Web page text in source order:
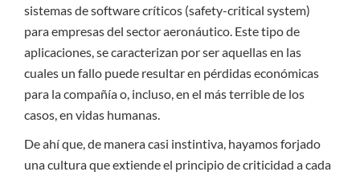
sistemas de software críticos (safety-critical system)
para empresas del sector aeronáutico. Este tipo de
aplicaciones, se caracterizan por ser aquellas en las
cuales un fallo puede resultar en pérdidas económicas
para la compañía o, incluso, en el más terrible de los
casos, en vidas humanas.
De ahí que, de manera casi instintiva, hayamos forjado
una cultura que extiende el principio de criticidad a cada